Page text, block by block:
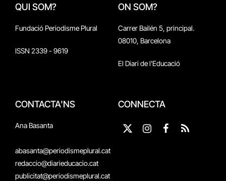
QUI SOM?
Fundació Periodisme Plural
ISSN 2339 - 9619
ON SOM?
Carrer Bailén 5, principal.
08010, Barcelona
El Diari de l'Educació
CONTACTA'NS
Ana Basanta
abasanta@periodismeplural.cat
redaccio@diarieducacio.cat
publicitat@periodismeplural.cat
CONNECTA
X
Instagram
Facebook
RSS